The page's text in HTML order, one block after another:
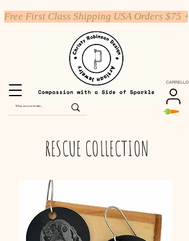
CARRELLO
Free First Class Shipping USA Orders $75 +
RESCUE COLLECTION